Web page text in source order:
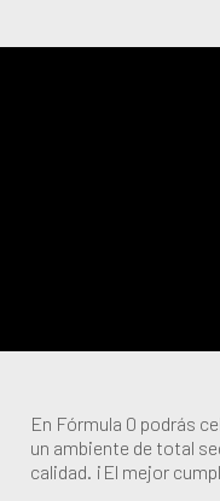
En Fórmula 0 podrás
un ambiente de total
calidad. ¡El mejor